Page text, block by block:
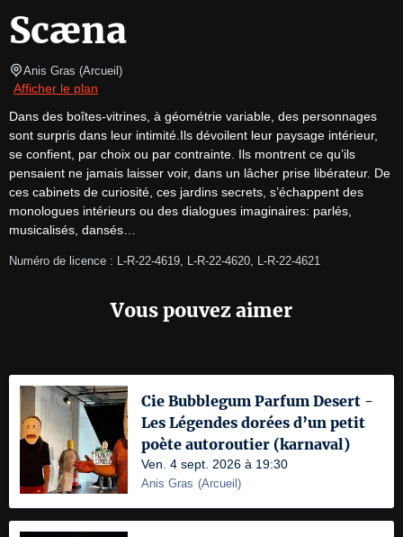
Scæna
Anis Gras (Arcueil )
Afficher le plan
Dans des boîtes-vitrines, à géométrie variable, des personnages
sont surpris dans leur intimité.Ils dévoilent leur paysage intérieur,
se confient, par choix ou par contrainte. Ils montrent ce qu’ils
pensaient ne jamais laisser voir, dans un lâcher prise libérateur. De
ces cabinets de curiosité, ces jardins secrets, s’échappent des
monologues intérieurs ou des dialogues imaginaires: parlés,
musicalisés, dansés…
Numéro de licence : L-R-22-4619, L-R-22-4620, L-R-22-4621
Vous pouvez aimer
Cie Bubblegum Parfum Desert -
Les Légendes dorées d’un petit
poète autoroutier (karnaval)
Ven. 4 sept. 2026 à 19:30
Anis Gras (Arcueil )